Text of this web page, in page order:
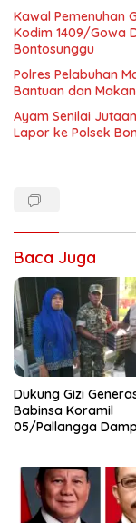
Kawal Pemenuhan
Kodim 1409/Gowa
Bontosunggu
Polres Pelabuhan
Bantuan dan
Ayam Senilai
Lapor ke Polsek
Baca Juga
Dukung Gizi
Babinsa Koramil
05/Pallangga